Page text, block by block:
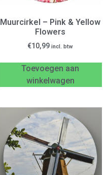
Muurcirkel – Pink & Yellow
Flowers
€10,99 incl. btw
Toevoegen aan
winkelwagen